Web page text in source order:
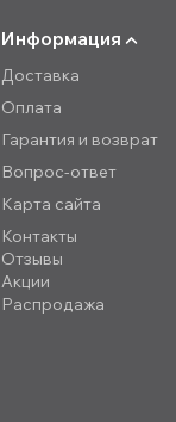
Информация
Доставка
Оплата
Гарантия и возврат
Вопрос-ответ
Карта сайта
Контакты
Отзывы
Акции
Распродажа